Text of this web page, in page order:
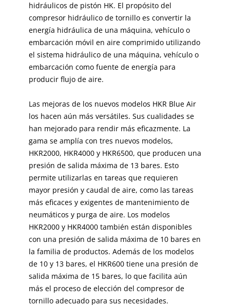
hidráulicos de pistón HK. El propósito del
compresor hidráulico de tornillo es convertir la
energía hidráulica de una máquina, vehículo o
embarcación móvil en aire comprimido utilizando
el sistema hidráulico de una máquina, vehículo o
embarcación como fuente de energía para
producir flujo de aire.
Las mejoras de los nuevos modelos HKR Blue Air
los hacen aún más versátiles. Sus cualidades se
han mejorado para rendir más eficazmente. La
gama se amplía con tres nuevos modelos,
HKR2000, HKR4000 y HKR6500, que producen una
presión de salida máxima de 13 bares. Esto
permite utilizarlas en tareas que requieren
mayor presión y caudal de aire, como las tareas
más eficaces y exigentes de mantenimiento de
neumáticos y purga de aire. Los modelos
HKR2000 y HKR4000 también están disponibles
con una presión de salida máxima de 10 bares en
la familia de productos. Además de los modelos
de 10 y 13 bares, el HKR600 tiene una presión de
salida máxima de 15 bares, lo que facilita aún
más el proceso de elección del compresor de
tornillo adecuado para sus necesidades.